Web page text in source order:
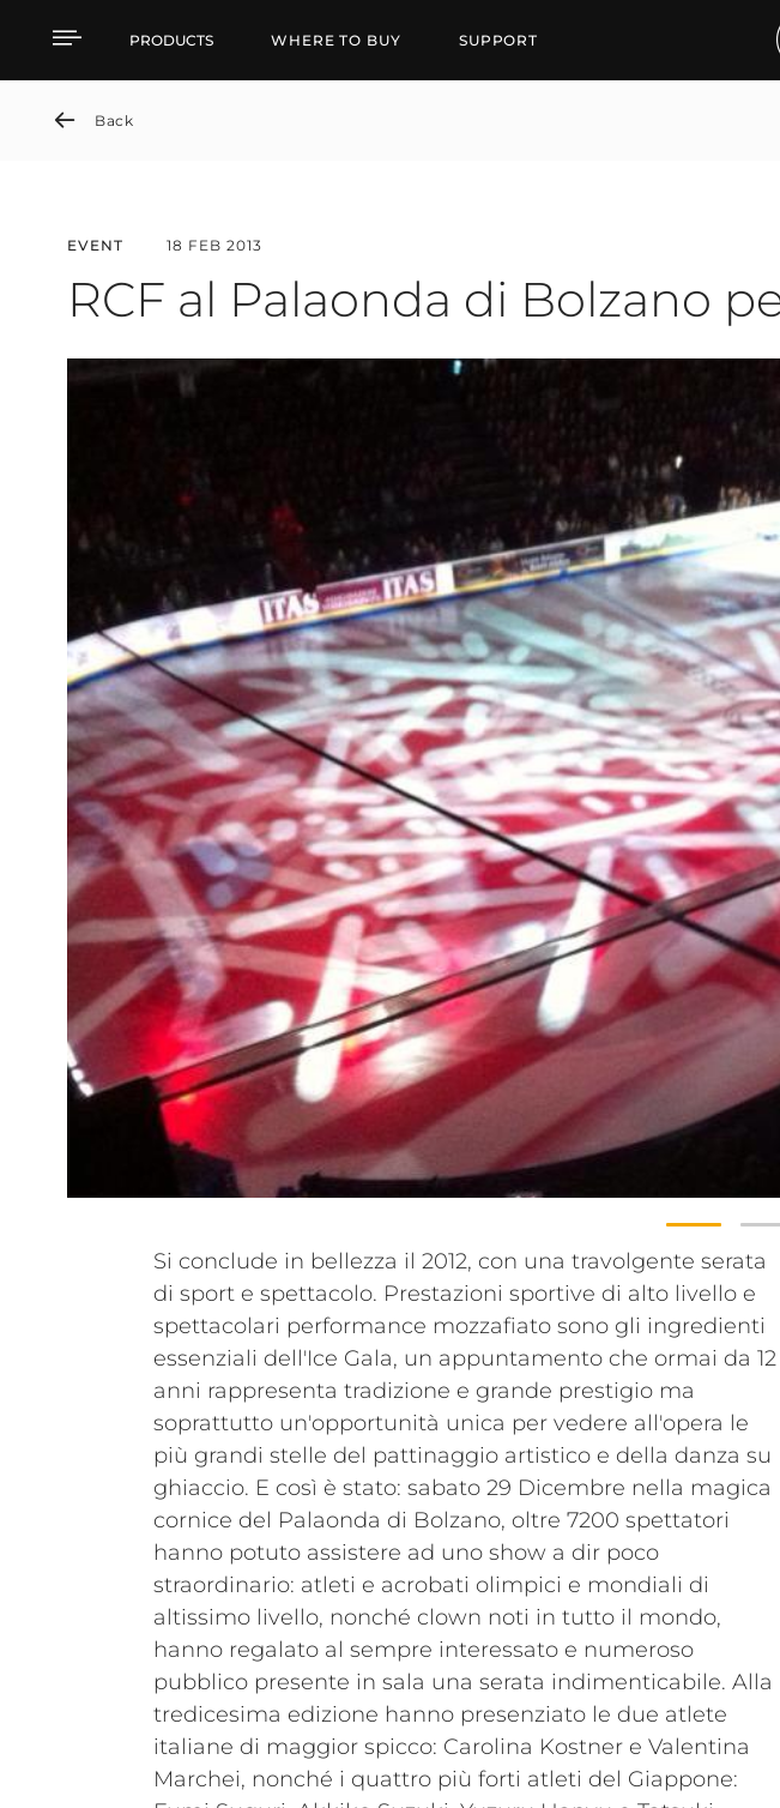
RCF al Palaonda di Bolzano per
PRODUCTS WHERE TO BUY SUPPORT
Back
EVENT 18 FEB 2013
RCF al Palaonda di Bolzano
Si conclude in bellezza il 2012, con una travolgente serata
di sport e spettacolo. Prestazioni sportive di alto livello e
spettacolari performance mozzafiato sono gli ingredienti
essenziali dell'Ice Gala, un appuntamento che ormai da 12
anni rappresenta tradizione e grande prestigio ma
soprattutto un'opportunità unica per vedere all'opera le
più grandi stelle del pattinaggio artistico e della danza su
ghiaccio. E così è stato: sabato 29 Dicembre nella magica
cornice del Palaonda di Bolzano, oltre 7200 spettatori
hanno potuto assistere ad uno show a dir poco
straordinario: atleti e acrobati olimpici e mondiali di
altissimo livello, nonché clown noti in tutto il mondo,
hanno regalato al sempre interessato e numeroso
pubblico presente in sala una serata indimenticabile. Alla
tredicesima edizione hanno presenziato le due atlete
italiane di maggior spicco: Carolina Kostner e Valentina
Marchei, nonché i quattro più forti atleti del Giappone: